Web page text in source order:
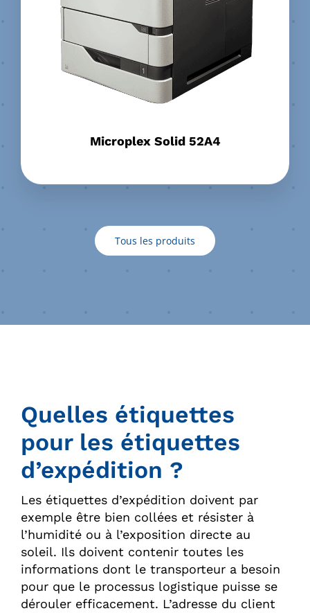
Microplex Solid 52A4
Tous les produits
Quelles étiquettes
pour les étiquettes
d’expédition ?
Les étiquettes d’expédition doivent par
exemple être bien collées et résister à
l’humidité ou à l’exposition directe au
soleil. Ils doivent contenir toutes les
informations dont le transporteur a besoin
pour que le processus logistique puisse se
dérouler efficacement. L’adresse du client